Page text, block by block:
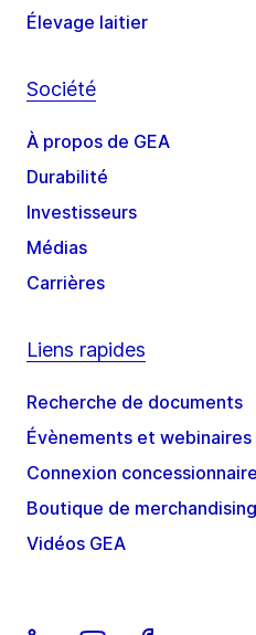
Élevage laitier
Société
À propos de GEA
Durabilité
Investisseurs
Médias
Carrières
Liens rapides
Recherche de documents
Évènements et webinaires
Connexion
Boutique de
Vidéos GEA